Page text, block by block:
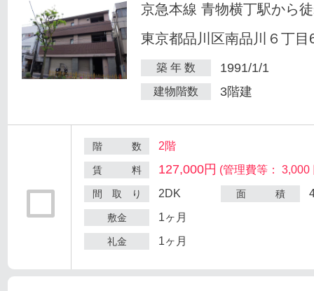
京急本線 青物横丁駅から
東京都品川区南品川６丁目
築 年 数 1991/1/1
建物階数 3階建
階 数 2階
賃 料 127,000円 (管理費等： 3,000
間 取 り 2DK 面 積
敷金 1ヶ月
礼金 1ヶ月